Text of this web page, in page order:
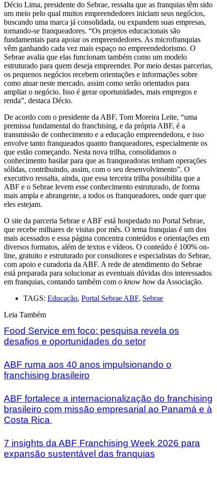
Décio Lima, presidente do Sebrae, ressalta que as franquias têm sido
um meio pelo qual muitos empreendedores iniciam seus negócios,
buscando uma marca já consolidada, ou expandem suas empresas,
tornando-se franqueadores. “Os projetos educacionais são
fundamentais para apoiar os empreendedores. As microfranquias
vêm ganhando cada vez mais espaço no empreendedorismo. O
Sebrae avalia que elas funcionam também como um modelo
estruturado para quem deseja empreender. Por meio destas parcerias,
os pequenos negócios recebem orientações e informações sobre
como atuar neste mercado, assim como serão orientados para
ampliar o negócio. Isso é gerar oportunidades, mais empregos e
renda”, destaca Décio.
De acordo com o presidente da ABF, Tom Moreira Leite, “uma
premissa fundamental do franchising, e da própria ABF, é a
transmissão de conhecimento e a educação empreendedora, e isso
envolve tanto franqueados quanto franqueadores, especialmente os
que estão começando. Nesta nova trilha, consolidamos o
conhecimento basilar para que as franqueadoras tenham operações
sólidas, contribuindo, assim, com o seu desenvolvimento”. O
executivo ressalta, ainda, que essa terceira trilha possibilita que a
ABF e o Sebrae levem esse conhecimento estruturado, de forma
mais ampla e abrangente, a todos os franqueadores, onde quer que
eles estejam.
O site da parceria Sebrae e ABF está hospedado no Portal Sebrae,
que recebe milhares de visitas por mês. O tema franquias é um dos
mais acessados e essa página concentra conteúdos e orientações em
diversos formatos, além de textos e vídeos. O conteúdo é 100% on-
line, gratuito e estruturado por consultores e especialistas do Sebrae,
com apoio e curadoria da ABF. A rede de atendimento do Sebrae
está preparada para solucionar as eventuais dúvidas dos interessados
em franquias, contando também com o know how da Associação.
TAGS: Educação, Portal Sebrae ABF, Sebrae
Leia Também
Food Service em foco: pesquisa revela os
desafios e oportunidades do setor
ABF ruma aos 40 anos impulsionando o
franchising brasileiro
ABF fortalece a internacionalização do franchising
brasileiro com missão empresarial ao Panamá e à
Costa Rica
7 insights da ABF Franchising Week 2026 para
expansão sustentável das franquias